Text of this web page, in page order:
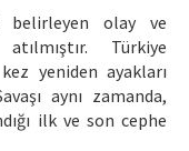
belirleyen olay ve
Türkiye
yeniden ayakları
aynı zamanda,
ilk ve son cephe